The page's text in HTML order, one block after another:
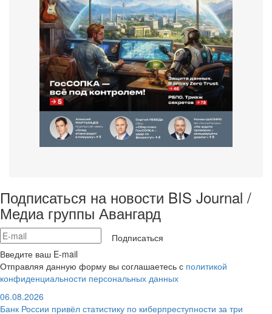
Подписаться на новости BIS Journal /
Медиа группы Авангард
Подписаться
Введите ваш E-mail
Отправляя данную форму вы соглашаетесь с политикой
конфиденциальности персональных данных
06.08.2026
Банк России привёл статистику по киберпреступности за три